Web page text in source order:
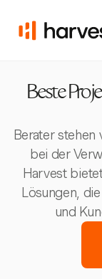
Beste
Berater
bei der
Harvest
Lösungen,
und